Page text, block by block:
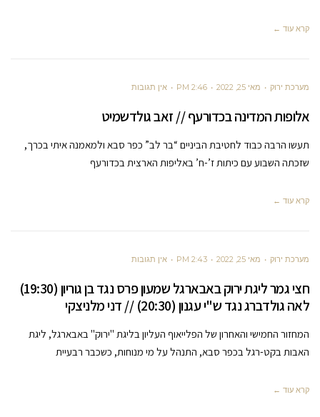
קרא עוד ←
מערכת ירוק מאי 25, 2022 2:46 PM אין תגובות
אלופות המדינה בכדורעף // זאב גולדשמיט
תעשו הרבה כבוד לחטיבת הביניים “בר לב” כפר סבא ולמאמנה איתי בכרך,
שזכתה השבוע עם כיתות ז’-ח’ באליפות הארצית בכדורעף
קרא עוד ←
מערכת ירוק מאי 25, 2022 2:43 PM אין תגובות
חצי גמר ליגת ירוק באבארגל שמעון פרס נגד בן גוריון (19:30)
לאה גולדברג נגד ש"י עגנון (20:30) // דני מלניצקי
המחזור החמישי והאחרון של הפלייאוף העליון בליגת "ירוק" באבארגל, ליגת
האבות בקט-רגל בכפר סבא, התנהל על מי מנוחות, כשכבר רבעיית
קרא עוד ←